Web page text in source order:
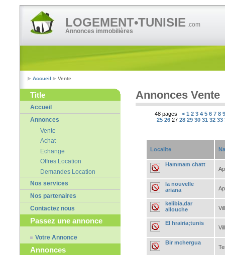
LOGEMENT•TUNISIE .com
Annonces immobilières
Accueil Vente
Title
Accueil
Annonces
Vente
Achat
Echange
Offres Location
Demandes Location
Nos services
Nos partenaires
Contactez nous
Passez une annonce
Votre Annonce
Annonces
Annonces Vente
48 pages < 1 2 3 4 5 6 7 8
25 26 27 28 29 30 31 32 33
Localite
Hammam chatt
la nouvelle
ariana
kelibia,dar
allouche
El hrairia;tunis
Bir mchergua